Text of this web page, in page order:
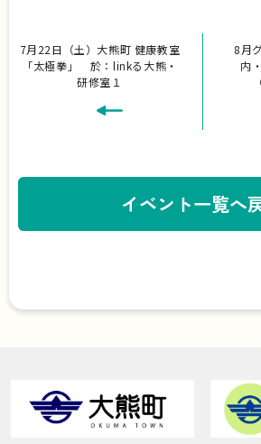
7月22日（土）大熊町 健康教室
「太極拳」 於：linkる大熊・
研修室１
8月
内
イベント一覧へ